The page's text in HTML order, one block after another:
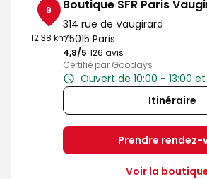
9
12.38 km
Boutique SFR Paris
314 rue de Vaugirard
75015 Paris
4,8/5 Note de 4.8 sur 5
126 avis
Certifié par Goodays
Ouvert de 10:00 - 13:00 et
Itinéraire
Prendre rendez-
Voir la